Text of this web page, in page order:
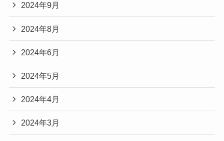
2024年9月
2024年8月
2024年6月
2024年5月
2024年4月
2024年3月